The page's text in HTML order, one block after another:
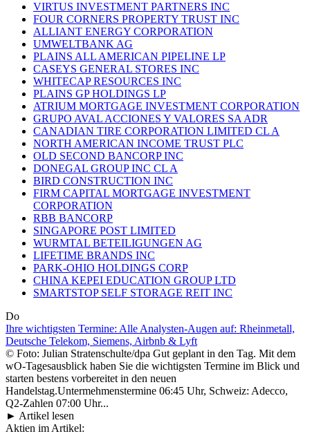
VIRTUS INVESTMENT PARTNERS INC
FOUR CORNERS PROPERTY TRUST INC
ALLIANT ENERGY CORPORATION
UMWELTBANK AG
PLAINS ALL AMERICAN PIPELINE LP
CASEYS GENERAL STORES INC
WHITECAP RESOURCES INC
PLAINS GP HOLDINGS LP
ATRIUM MORTGAGE INVESTMENT CORPORATION
GRUPO AVAL ACCIONES Y VALORES SA ADR
CANADIAN TIRE CORPORATION LIMITED CL A
NORTH AMERICAN INCOME TRUST PLC
OLD SECOND BANCORP INC
DONEGAL GROUP INC CL A
BIRD CONSTRUCTION INC
FIRM CAPITAL MORTGAGE INVESTMENT
CORPORATION
RBB BANCORP
SINGAPORE POST LIMITED
WURMTAL BETEILIGUNGEN AG
LIFETIME BRANDS INC
PARK-OHIO HOLDINGS CORP
CHINA KEPEI EDUCATION GROUP LTD
SMARTSTOP SELF STORAGE REIT INC
Do
Ihre wichtigsten Termine: Alle Analysten-Augen auf: Rheinmetall,
Deutsche Telekom, Siemens, Airbnb & Lyft
© Foto: Julian Stratenschulte/dpa Gut geplant in den Tag. Mit dem
wO-Tagesausblick haben Sie die wichtigsten Termine im Blick und
starten bestens vorbereitet in den neuen
Handelstag.Untermehmenstermine 06:45 Uhr, Schweiz: Adecco,
Q2-Zahlen 07:00 Uhr...
► Artikel lesen
Aktien im Artikel: